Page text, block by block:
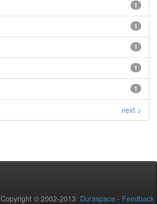
1
1
1
1
1
next >
Copyright © 2002-2013 Duraspace - Feedback